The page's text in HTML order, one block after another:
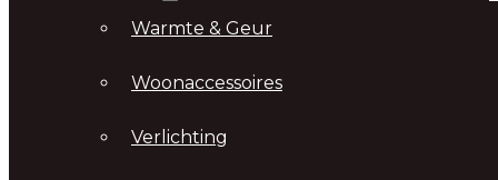
Warmte & Geur
Woonaccessoires
Verlichting